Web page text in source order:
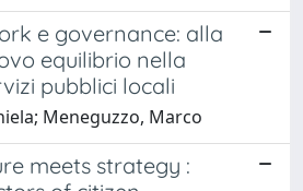
e governance: alla
equilibrio nella
pubblici locali
Meneguzzo, Marco
meets strategy :